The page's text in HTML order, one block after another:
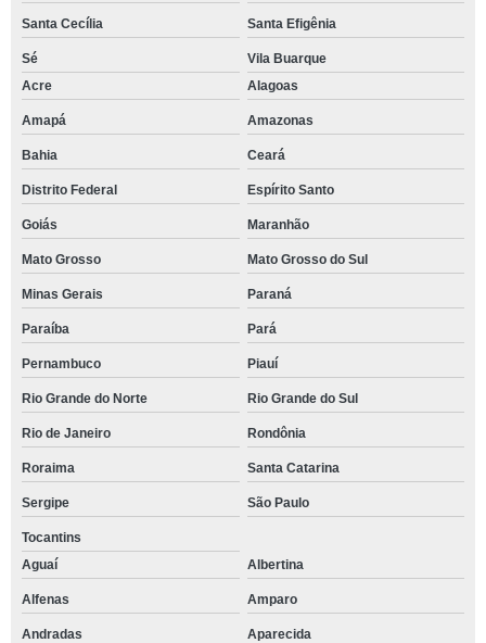
Santa Cecília Santa Efigênia
Sé
Vila Buarque
Acre
Alagoas
Amapá Amazonas
Bahia Ceará
Distrito Federal Espírito Santo
Goiás Maranhão
Mato Grosso Mato Grosso do Sul
Minas Gerais Paraná
Paraíba Pará
Pernambuco Piauí
Rio Grande do Norte Rio Grande do Sul
Rio de Janeiro Rondônia
Roraima Santa Catarina
Sergipe São Paulo
Tocantins
Aguaí
Albertina
Alfenas Amparo
Andradas Aparecida